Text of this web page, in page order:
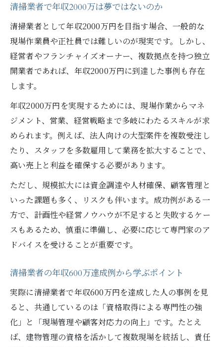
清掃業者で年収2000万は夢ではないのか
清掃業者として年収2000万円を目指す場合、一般的な
現場作業員や正社員では難しいのが現実です。しかし、
経営者やフランチャイズオーナー、複数拠点を持つ独立
開業者であれば、年収2000万円に到達した事例も存在
します。
年収2000万円を実現するためには、現場作業からマネ
ジメント、営業、経営戦略まで多岐にわたるスキルが求
められます。例えば、法人向けの大型案件を複数受注し
たり、スタッフを多数雇用して業務を拡大することで、
高い売上と利益を確保する必要があります。
ただし、規模拡大には資金調達や人材確保、顧客管理と
いった課題も多く、リスクも伴います。成功例がある一
方で、計画性や経営ノウハウが不足すると失敗するケー
スもあるため、慎重に準備し、必要に応じて専門家のア
ドバイスを受けることが重要です。
清掃業者の年収600万達成例から学ぶポイント
実際に清掃業者で年収600万円を達成した人の事例を見
ると、共通しているのは「資格取得による専門性の強
化」と「現場管理や顧客対応力の向上」です。たとえ
ば、建物管理の資格を活かして複数現場を統括し、責任